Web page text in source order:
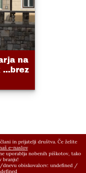
na
...brez
in prijatelji društva. Če želite
e-naslov
uporablja nobenih piškotov, tako
branju!
obiskovalcev: undefined/